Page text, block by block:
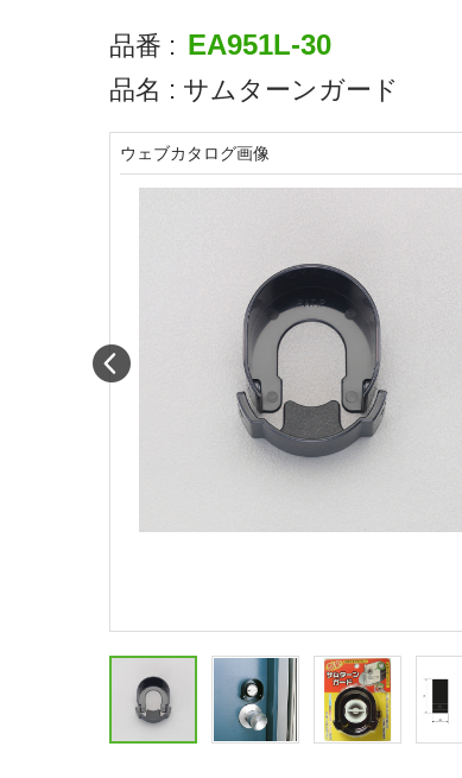
品番 : EA951L-30
品名 : サムターンガード
ウェブカタログ画像